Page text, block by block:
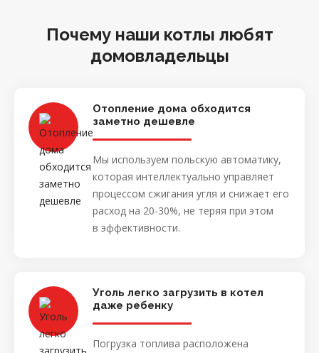
Почему наши котлы любят
домовладельцы
Отопление дома обходится
заметно дешевле
Мы используем польскую автоматику,
которая интеллектуально управляет
процессом сжигания угля и снижает его
расход на 20-30%, не теряя при этом
в эффективности.
Уголь легко загрузить в котел
даже ребенку
Погрузка топлива расположена